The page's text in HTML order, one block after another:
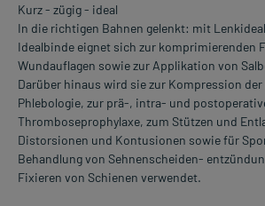
Kurz - zügig - ideal
In die richtigen Bahnen gelenkt: mit
Idealbinde eignet sich zur komprimierenden
Wundauflagen sowie zur Applikation von
Darüber hinaus wird sie zur Kompression
Phlebologie, zur prä-, intra- und
Thromboseprophylaxe, zum Stützen und
Distorsionen und Kontusionen sowie für
Behandlung von Sehnenscheiden-
Fixieren von Schienen verwendet.